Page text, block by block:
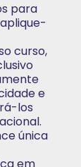
para
curso,
e
los
única